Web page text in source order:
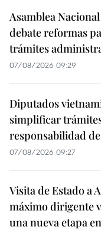
Asamblea
debate reformas
trámites
07/08/2026 09:29
Diputados
simplificar
responsabilidad
07/08/2026 09:27
Visita de Estado a
máximo dirigente
una nueva etapa